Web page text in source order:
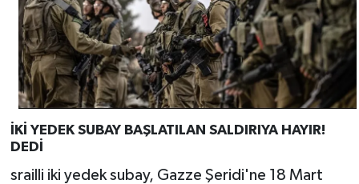
İKİ YEDEK SUBAY BAŞLATILAN SALDIRIYA HAYIR!
DEDİ
srailli iki yedek subay, Gazze Şeridi'ne 18 Mart